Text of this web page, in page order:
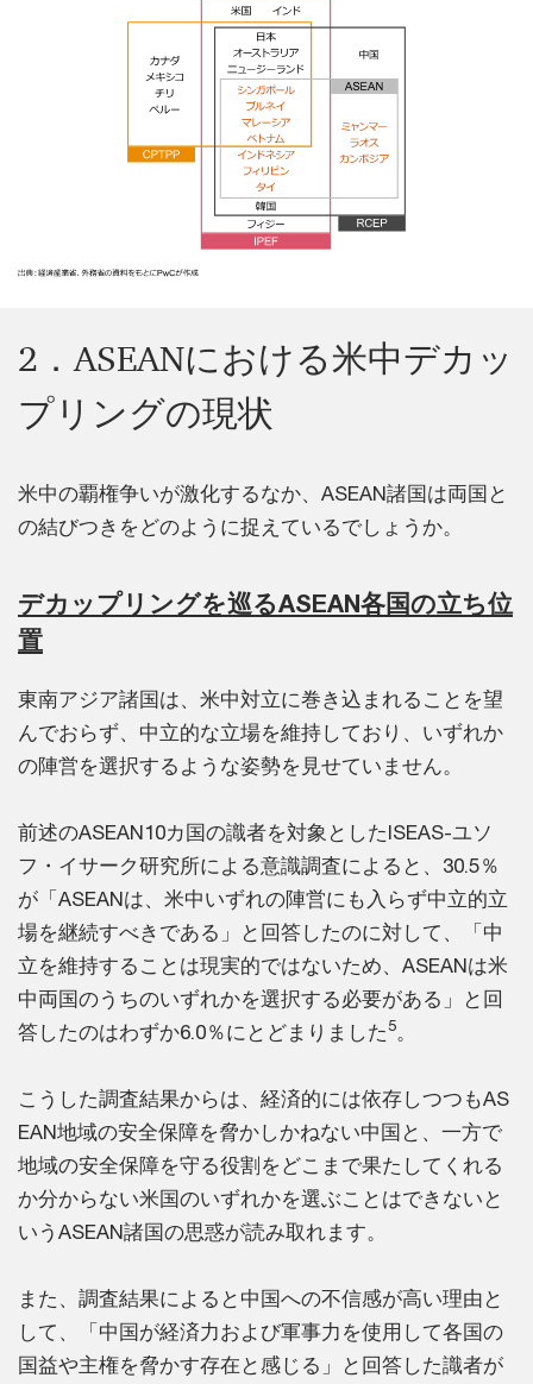
2．ASEANにおける米中デカッ
プリングの現状
米中の覇権争いが激化するなか、ASEAN諸国は両国と
の結びつきをどのように捉えているでしょうか。
デカップリングを巡るASEAN各国の立ち位
置
東南アジア諸国は、米中対立に巻き込まれることを望
んでおらず、中立的な立場を維持しており、いずれか
の陣営を選択するような姿勢を見せていません。
前述のASEAN10カ国の識者を対象としたISEAS-ユソ
フ・イサーク研究所による意識調査によると、30.5％
が「ASEANは、米中いずれの陣営にも入らず中立的立
場を継続すべきである」と回答したのに対して、「中
立を維持することは現実的ではないため、ASEANは米
中両国のうちのいずれかを選択する必要がある」と回
答したのはわずか6.0％にとどまりました5。
こうした調査結果からは、経済的には依存しつつもAS
EAN地域の安全保障を脅かしかねない中国と、一方で
地域の安全保障を守る役割をどこまで果たしてくれる
か分からない米国のいずれかを選ぶことはできないと
いうASEAN諸国の思惑が読み取れます。
また、調査結果によると中国への不信感が高い理由と
して、「中国が経済力および軍事力を使用して各国の
国益や主権を脅かす存在と感じる」と回答した識者が